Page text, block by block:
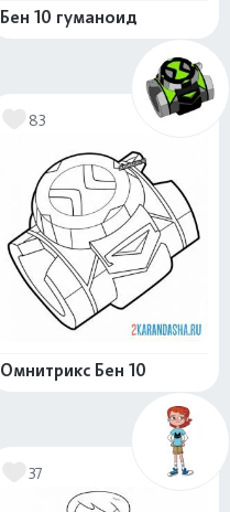
Бен 10 гуманоид
83
Омнитрикс Бен 10
37